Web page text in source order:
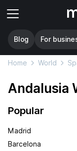
Blog For
Home World
Popular
Madrid
Barcelona